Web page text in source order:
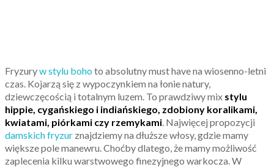
Fryzuryw stylu boho to absolutny must have na wiosenno-letni
czas. Kojarzą się z wypoczynkiem na łonie natury,
dziewczęcością i totalnym luzem. To prawdziwy mix stylu
hippie, cygańskiego i indiańskiego, zdobiony koralikami,
kwiatami, piórkami czy rzemykami. Najwięcej propozycji
damskich fryzur znajdziemy na dłuższe włosy, gdzie mamy
większe pole manewru. Choćby dlatego, że mamy możliwość
zaplecenia kilku warstwowego finezyjnego warkocza. W